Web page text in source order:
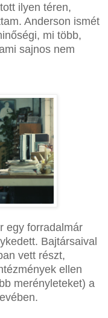
ilyen téren,
Anderson ismét
mi több,
sajnos nem
egy forradalmár
Bajtársaival
vett részt,
ellen
merényleteket) a